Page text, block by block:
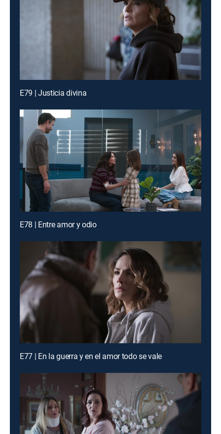
E79 | Justicia divina
E78 | Entre amor y odio
E77 | En la guerra y en el amor todo se vale